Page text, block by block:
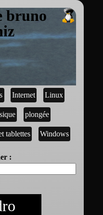
bruno
Internet Linux
plongée
tablettes Windows
: